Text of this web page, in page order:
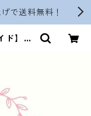
で送料無料！
ド】の